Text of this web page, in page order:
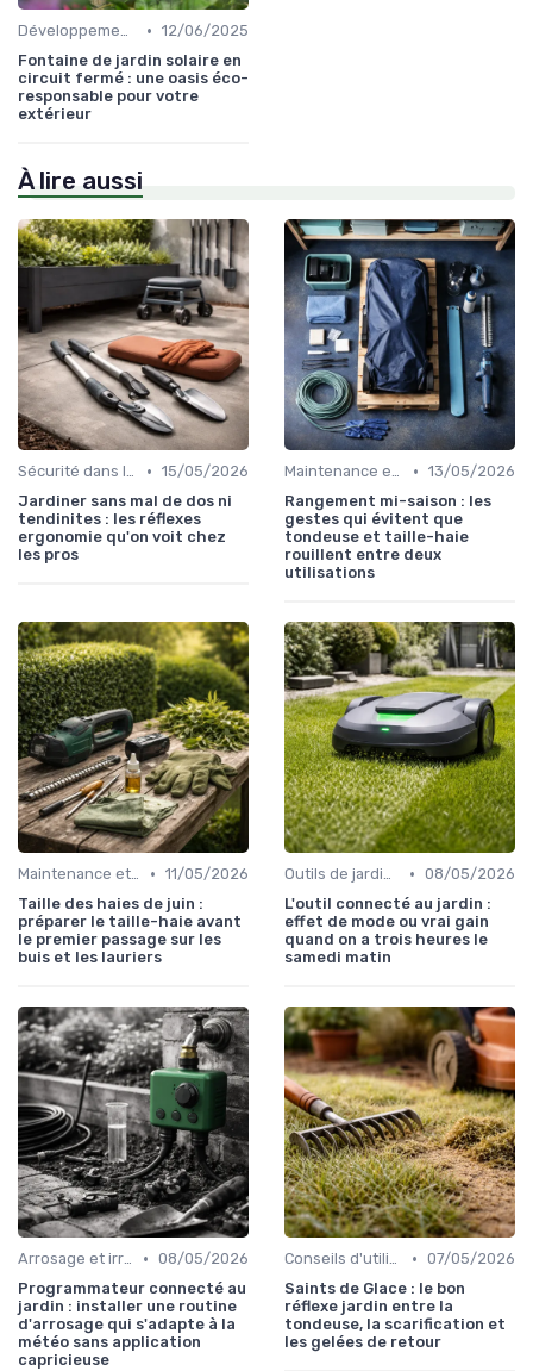
Développements durables • 12/06/2025
Fontaine de jardin solaire en
circuit fermé : une oasis éco-
responsable pour votre
extérieur
À lire aussi
Sécurité dans l'utilisation des outils • 15/05/2026
Jardiner sans mal de dos ni
tendinites : les réflexes
ergonomie qu'on voit chez
les pros
Maintenance et entretien • 13/05/2026
Rangement mi-saison : les
gestes qui évitent que
tondeuse et taille-haie
rouillent entre deux
utilisations
Maintenance et entretien • 11/05/2026
Taille des haies de juin :
préparer le taille-haie avant
le premier passage sur les
buis et les lauriers
Outils de jardinage intelligents • 08/05/2026
L'outil connecté au jardin :
effet de mode ou vrai gain
quand on a trois heures le
samedi matin
Arrosage et irrigation • 08/05/2026
Programmateur connecté au
jardin : installer une routine
d'arrosage qui s'adapte à la
météo sans application
capricieuse
Conseils d'utilisation • 07/05/2026
Saints de Glace : le bon
réflexe jardin entre la
tondeuse, la scarification et
les gelées de retour